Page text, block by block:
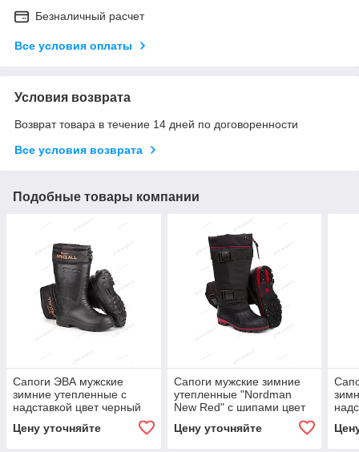
Безналичный расчет
Все условия оплаты
Условия возврата
Возврат товара в течение 14 дней по договоренности
Все условия возврата
Подобные товары компании
Сапоги ЭВА мужские
зимние утепленные с
надставкой цвет черный
Цену уточняйте
Сапоги мужские зимние
утепленные "Nordman
New Red" с шипами цвет
Цену уточняйте